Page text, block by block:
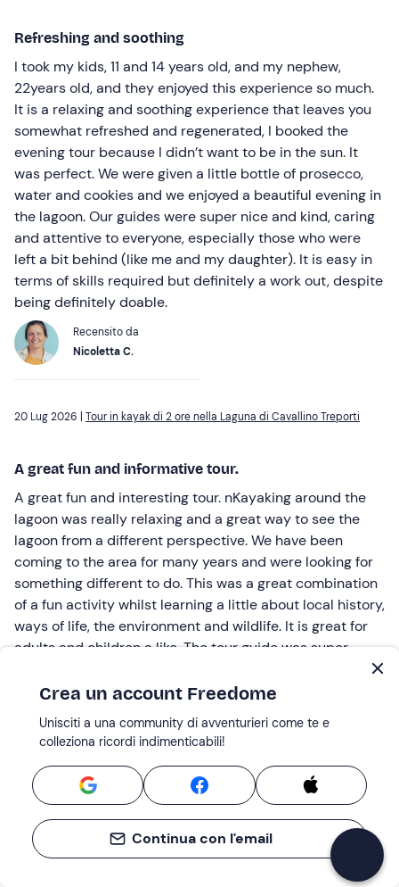
Refreshing and soothing
I took my kids, 11 and 14 years old, and my nephew,
22years old, and they enjoyed this experience so much.
It is a relaxing and soothing experience that leaves you
somewhat refreshed and regenerated, I booked the
evening tour because I didn’t want to be in the sun. It
was perfect. We were given a little bottle of prosecco,
water and cookies and we enjoyed a beautiful evening in
the lagoon. Our guides were super nice and kind, caring
and attentive to everyone, especially those who were
left a bit behind (like me and my daughter). It is easy in
terms of skills required but definitely a work out, despite
being definitely doable.
Recensito da
Nicoletta C.
20 Lug 2026 | Tour in kayak di 2 ore nella Laguna di Cavallino Treporti
A great fun and informative tour.
A great fun and interesting tour. nKayaking around the
lagoon was really relaxing and a great way to see the
lagoon from a different perspective. We have been
coming to the area for many years and were looking for
something different to do. This was a great combination
of a fun activity whilst learning a little about local history,
ways of life, the environment and wildlife. It is great for
adults and children a like. The tour guide was super
use the kayak clearly and was extremely knowledgeable
Recensito da
11 Lug 2026 | Escursione in canoa a Punta San Vigilio sul Lago di Garda
Escursione in canoa a Punta San Vigilio sul Largo di
Crea un account Freedome
Unisciti a una community di avventurieri come te e
colleziona ricordi indimenticabili!
Continua con l'email